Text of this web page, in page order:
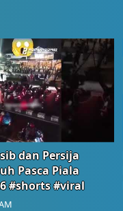
dan Persija
Pasca Piala
#shorts #viral